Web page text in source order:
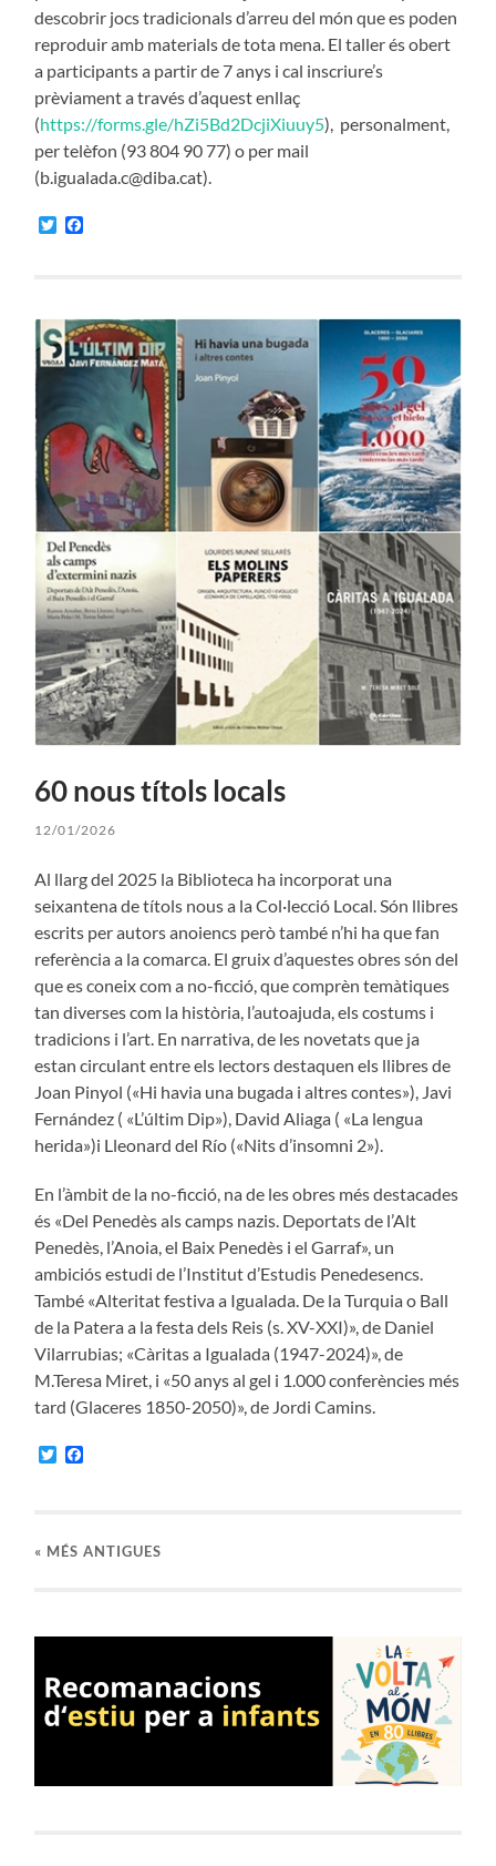
descobrir jocs tradicionals d’arreu del món que es poden
reproduir amb materials de tota mena. El taller és obert
a participants a partir de 7 anys i cal inscriure’s
prèviament a través d’aquest enllaç
(https://forms.gle/hZi5Bd2DcjiXiuuy5), personalment,
per telèfon (93 804 90 77) o per mail
(b.igualada.c@diba.cat).
Twitter
60 nous títols locals
12/01/2026
Al llarg del 2025 la Biblioteca ha incorporat una
seixantena de títols nous a la Col·lecció Local. Són llibres
escrits per autors anoiencs però també n’hi ha que fan
referència a la comarca. El gruix d’aquestes obres són del
que es coneix com a no-ficció, que comprèn temàtiques
tan diverses com la història, l’autoajuda, els costums i
tradicions i l’art. En narrativa, de les novetats que ja
estan circulant entre els lectors destaquen els llibres de
Joan Pinyol («Hi havia una bugada i altres contes»), Javi
Fernández ( «L’últim Dip»), David Aliaga ( «La lengua
herida»)i Lleonard del Río («Nits d’insomni 2»).
En l’àmbit de la no-ficció, na de les obres més destacades
és «Del Penedès als camps nazis. Deportats de l’Alt
Penedès, l’Anoia, el Baix Penedès i el Garraf», un
ambiciós estudi de l’Institut d’Estudis Penedesencs.
També «Alteritat festiva a Igualada. De la Turquia o Ball
de la Patera a la festa dels Reis (s. XV-XXI)», de Daniel
Vilarrubias; «Càritas a Igualada (1947-2024)», de
M.Teresa Miret, i «50 anys al gel i 1.000 conferències més
tard (Glaceres 1850-2050)», de Jordi Camins.
Twitter
« MÉS ANTIGUES